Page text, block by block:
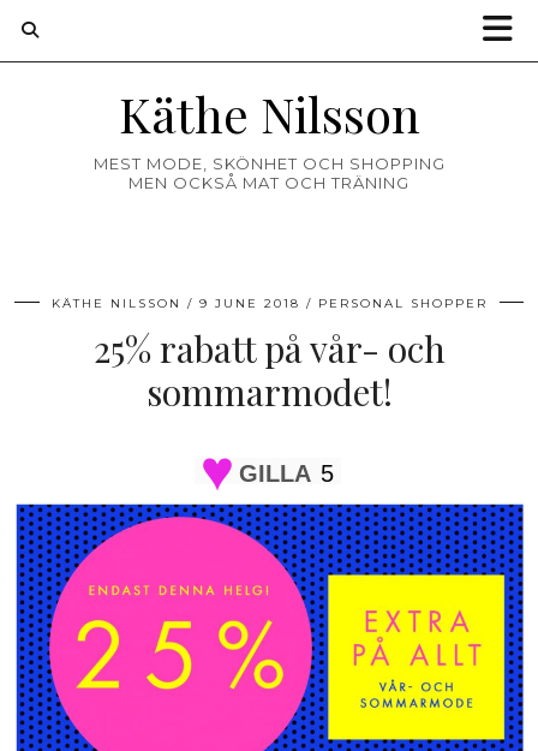
Käthe Nilsson
MEST MODE, SKÖNHET OCH SHOPPING
MEN OCKSÅ MAT OCH TRÄNING
KÄTHE NILSSON 9 JUNE 2018 PERSONAL SHOPPER
25% rabatt på vår- och
sommarmodet!
GILLA 5